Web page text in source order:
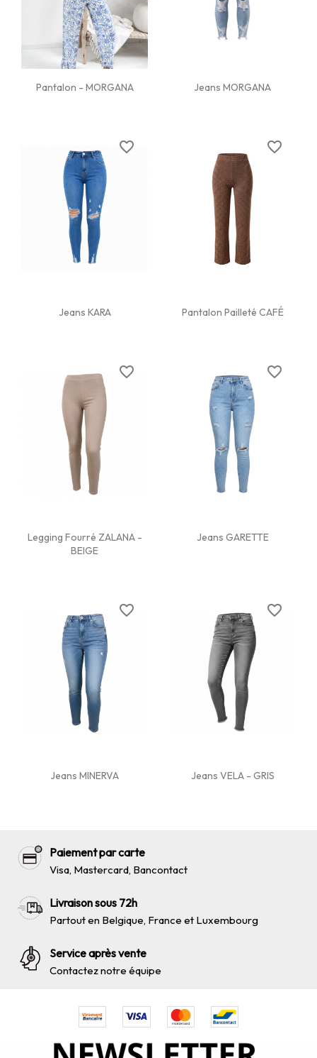
Pantalon - MORGANA Jeans MORGANA
Jeans KARA
favorite_border
Pantalon Pailleté CAFÉ
favorite_border
Legging Fourré ZALANA -
BEIGE
favorite_border
Jeans GARETTE
favorite_border
Jeans MINERVA
favorite_border
Jeans VELA - GRIS
favorite_border
Paiement par carte
Visa, Mastercard, Bancontact
Livraison sous 72h
Partout en Belgique, France et Luxembourg
Service après vente
Contactez notre équipe